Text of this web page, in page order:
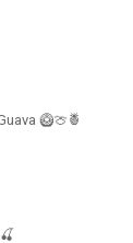
🥝🍈🍍